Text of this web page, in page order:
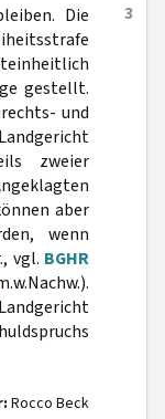
3
Die
gestellt.
und
zweier
aber
wenn
vgl. BGHR
Rocco Beck